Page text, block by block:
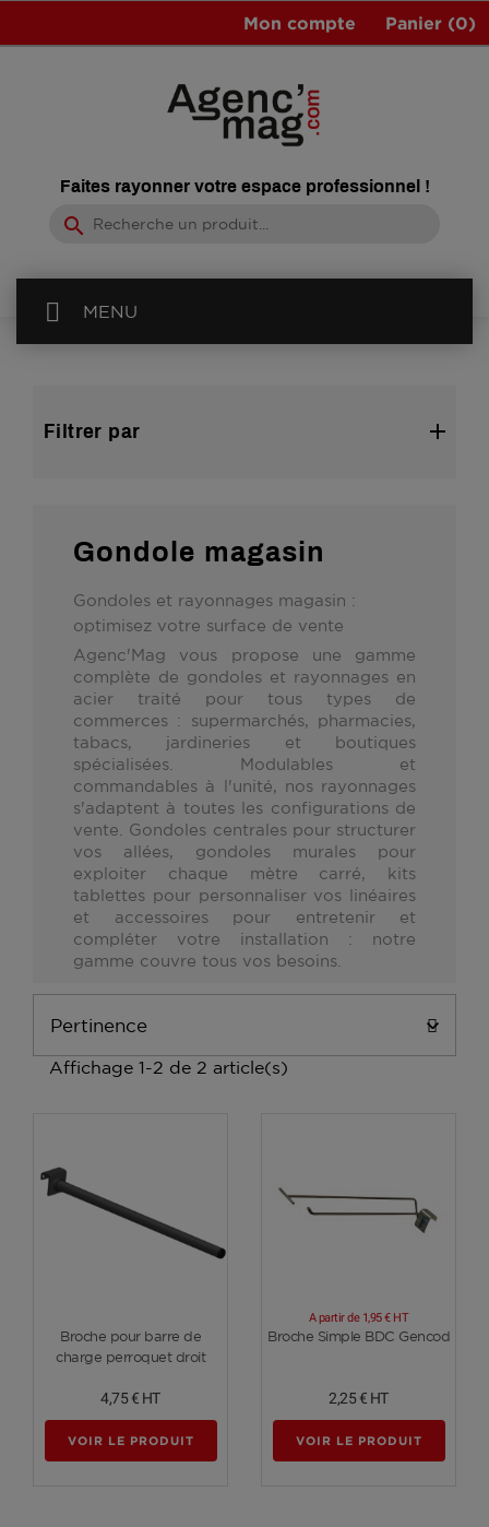
Panier (0)
Mon compte
Faites rayonner votre espace professionnel !
search
MENU
Filtrer par
Gondole magasin
Gondoles et rayonnages magasin :
optimisez votre surface de vente
Agenc'Mag vous propose une gamme
complète de gondoles et rayonnages en
acier traité pour tous types de
commerces : supermarchés, pharmacies,
tabacs, jardineries et boutiques
spécialisées. Modulables et
commandables à l'unité, nos rayonnages
s'adaptent à toutes les configurations de
vente. Gondoles centralespour structurer
vos allées, gondoles murales pour
exploiter chaque mètre carré, kits
tablettes pour personnaliser vos linéaires
et accessoirespour entretenir et
compléter votre installation : notre
gamme couvre tous vos besoins.
Pertinence 
Affichage 1-2 de 2 article(s)
Voir plus
Broche pour barre de
charge perroquet droit
4,75 € HT
VOIR LE PRODUIT
Voir plus
Broche Simple BDC Gencod
A partir de 1,95 € HT
2,25 € HT
VOIR LE PRODUIT